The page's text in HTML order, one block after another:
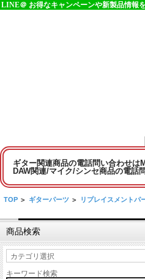
LINE＠ お得なキャンペーンや新製品情報
ギター関連商品の電話問い合わせは
DAW関連/マイク/シンセ商品の電話
TOP > ギターパーツ > リプレイスメントパ
商品検索
キーワード検索